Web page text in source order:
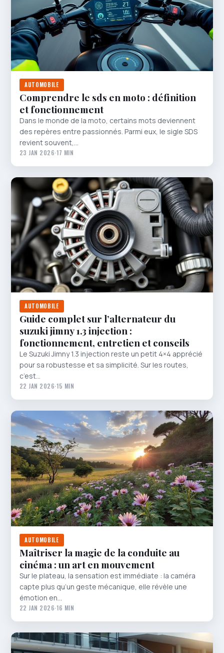
AUTOMOBILE
Comprendre le sds en moto : définition
et fonctionnement
Dans le monde de la moto, certains mots deviennent
des repères entre passionnés. Parmi eux, le sigle SDS
revient souvent,…
23 JAN 2026·17 MIN
AUTOMOBILE
Guide complet sur l’alternateur du
suzuki jimny 1.3 injection :
fonctionnement, entretien et conseils
Le Suzuki Jimny 1.3 injection reste un petit 4×4 apprécié
pour sa robustesse et sa simplicité. Sur les routes,
c’est…
22 JAN 2026·15 MIN
AUTOMOBILE
Maîtriser la magie de la conduite au
cinéma : un art en mouvement
Sur le plateau, la sensation est immédiate : la caméra
capte plus qu’un geste mécanique, elle révèle une
émotion en…
22 JAN 2026·16 MIN